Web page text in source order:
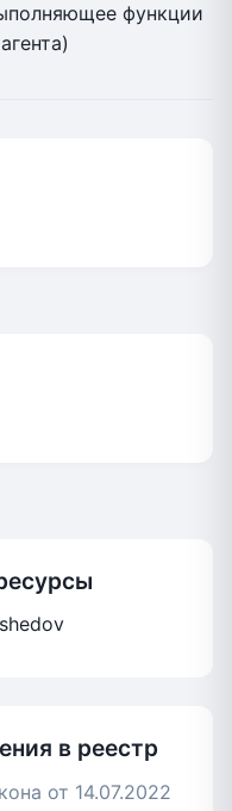
функции
в реестр
от 14.07.2022